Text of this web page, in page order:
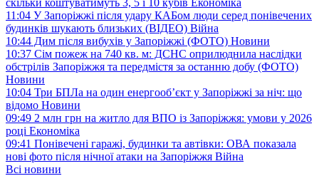
11:04 У Запоріжжі після удару КАБом люди серед понівечених
будинків шукають близьких (ВІДЕО) Війна
10:44 Дим після вибухів у Запоріжжі (ФОТО) Новини
10:37 Сім пожеж на 740 кв. м: ДСНС оприлюднила наслідки
обстрілів Запоріжжя та передмістя за останню добу (ФОТО)
Новини
10:04 Три БПЛа на один енергооб’єкт у Запоріжжі за ніч: що
відомо Новини
09:49 2 млн грн на житло для ВПО із Запоріжжя: умови у 2026
році Економіка
09:41 Понівечені гаражі, будинки та автівки: ОВА показала
нові фото після нічної атаки на Запоріжжя Війна
Всі новини